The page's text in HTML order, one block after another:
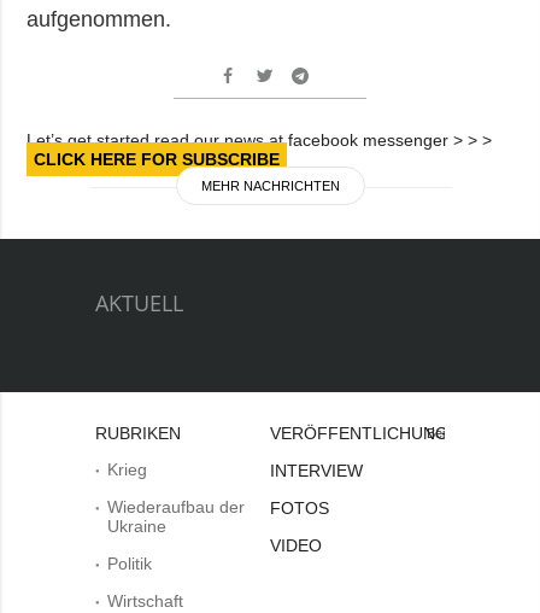
aufgenommen.
Let’s get started read our news at facebook messenger > > >
CLICK HERE FOR SUBSCRIBE
MEHR NACHRICHTEN
AKTUELL
RUBRIKEN
Krieg
Wiederaufbau der
Ukraine
Politik
Wirtschaft
VERÖFFENTLICHUNGEN
INTERVIEW
FOTOS
VIDEO
Bei